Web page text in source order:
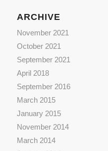
ARCHIVE
November 2021
October 2021
September 2021
April 2018
September 2016
March 2015
January 2015
November 2014
March 2014